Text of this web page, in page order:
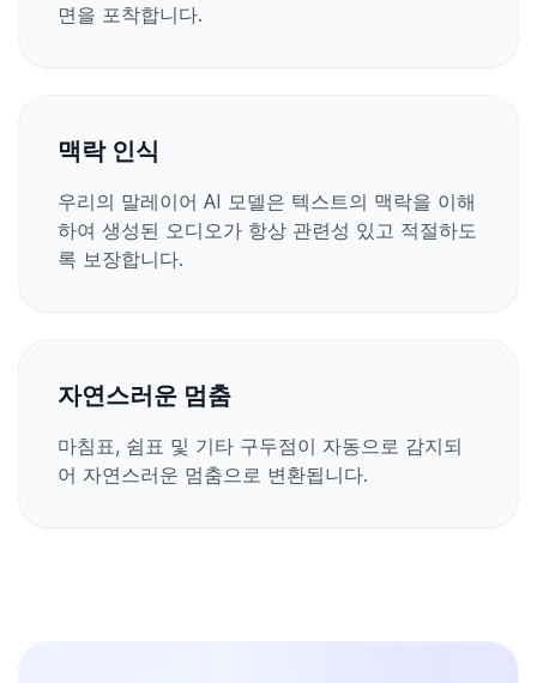
면을 포착합니다.
맥락 인식
우리의 말레이어 AI 모델은 텍스트의 맥락을 이해
하여 생성된 오디오가 항상 관련성 있고 적절하도
록 보장합니다.
자연스러운 멈춤
마침표, 쉼표 및 기타 구두점이 자동으로 감지되
어 자연스러운 멈춤으로 변환됩니다.